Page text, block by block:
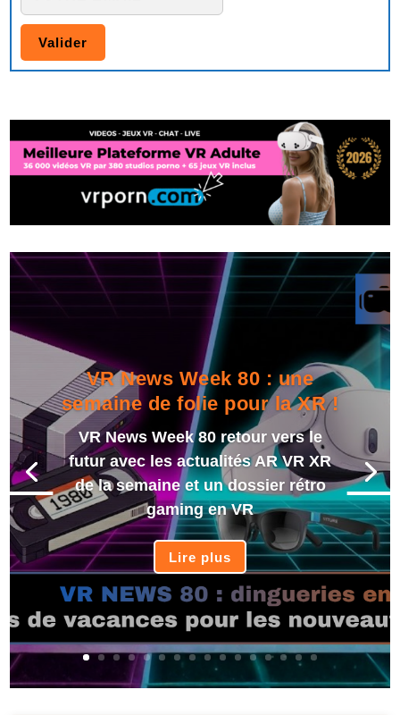
VR News Week 80 : une
semaine de folie pour la XR !
VR News Week 80 retour vers le
futur avec les actualités AR VR XR
de la semaine et un dossier rétro
gaming en VR
Lire plus